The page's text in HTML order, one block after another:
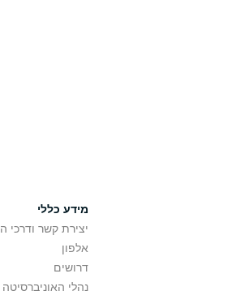
מידע כללי
יצירת קשר ודרכי
אלפון
דרושים
נהלי האוניברסיטה